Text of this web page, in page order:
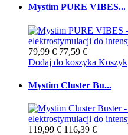
Mystim PURE VIBES...
79,99 € 77,59 €
Dodaj do koszyka Koszyk
Mystim Cluster Bu...
119,99 € 116,39 €